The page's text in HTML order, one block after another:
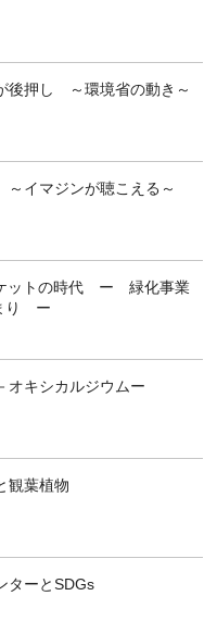
後押し ～環境省の動き～
イマジンが聴こえる～
ットの時代 ー 緑化事業
り ー
キシカルジウムー
観葉植物
ターとSDGs